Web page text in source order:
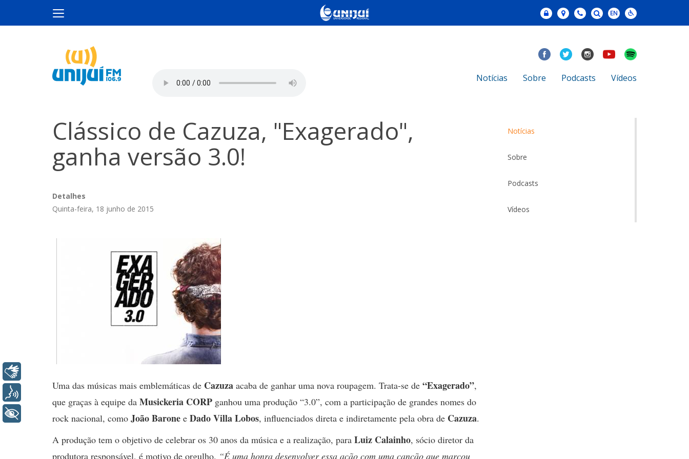
Notícias Sobre Podcasts Vídeos
Clássico de Cazuza, "Exagerado",
ganha versão 3.0!
Detalhes
Quinta-feira, 18 junho de 2015
Uma das músicas mais emblemáticas de Cazuza acaba de ganhar uma nova roupagem. Trata-se de “Exagerado”,
que graças à equipe da Musickeria CORP ganhou uma produção “3.0”, com a participação de grandes nomes do
rock nacional, como João Barone e Dado Villa Lobos, influenciados direta e indiretamente pela obra de Cazuza.
A produção tem o objetivo de celebrar os 30 anos da música e a realização, para Luiz Calainho, sócio diretor da
produtora responsável, é motivo de orgulho. “É uma honra desenvolver essa ação com uma canção que marcou
Notícias
Sobre
Podcasts
Vídeos
+ Acessibilidade